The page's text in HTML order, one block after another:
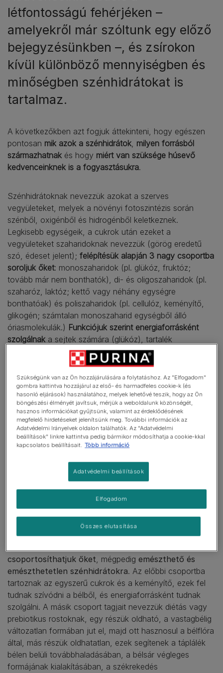
létfontosságú fehérjéken –
amelyekről már szóltunk egy előző
bejegyzésünkben –, és zsírokon
kívül különböző mennyiségben és
minőségben szénhidrátokat is
tartalmaz.
A következőkben azt fogjuk áttekinteni, hogy egészen
pontosan mik azok a szénhidrátok milyen forrásból
származhatnak és hogy miért van szüksége húsevő
kedvenceinknek is a fogyasztásukra.
Szénhidrátoknak nevezzük azokat a szerves
vegyületeket, melyek a növényi fotoszintézis során
szénből, oxigénből és hidrogénből keletkeznek.
Legkisebb egységeik, a cukrok után ezeket a
vegyületeket szaharidoknak nevezzük (görög eredetű
szó, édeset jelent); felépítésük alapján 3 nagy csoportba
soroljuk őket: monoszaharidok (pl. glükóz, fruktóz;
tovább már nem bonthatók), di- és oligoszaharidok (pl.
szaharóz, laktóz; kettő vagy néhány egységre
bonthatóak) és poliszaharidok (pl. cellulóz, keményítő,
glikogén; számtalan monoszaharid egységből álló
óriasmolekulák.) Funkciójuk szerint energiaforrásként
szolgálnak a sejtek számára (glükóz), tartalék
tápanyagot képeznek (keményítő, glikogén) vagy a
növényi sejtek falát alkotják (cellulóz).
csoportosíthatjuk őket, mégpedig emészthető és
emészthetetlen szénhidrátokra. Az előbbi csoportba
tartoznak az egyszerű cukrok és a keményítő, ezek fel
tudnak szívódni a bélből, és energiaforrásként tudnak
szolgálni. A másik csoport tagjait nevezzük diétás vagy
prebiotikus rostoknak, egy részük oldható, a vastagbélig
változatlan formában jut el, majd ott hasznosul a bélflóra
által, más részük oldhatatlan, ezek segítenek a táplálék
bélen belüli továbbhaladásában, a bélsár végleges
formájának kialakításában, a székrekedés
Szükségünk van az Ön hozzájárulására a folytatáshoz. Az "Elfogadom"
gombra kattintva hozzájárul az első- és harmadfeles cookie-k (és
hasonló eljárások) használatához, melyek lehetővé teszik, hogy az Ön
böngészési élményét javítsuk, mérjük a weboldalunk közönségét,
hasznos információkat gyűjtsünk, valamint az érdeklődésének
megfelelő hirdetéseket jelenítsünk meg. További információk az
Adatvédelmi Irányelvek oldalon találhatók. Az "Adatvédelmi
beállítások" linkre kattintva pedig bármikor módosíthatja a cookie-kkal
kapcsolatos beállításait. Több információ
Adatvédelmi beállítások
Összes elutasítása
Elfogadom